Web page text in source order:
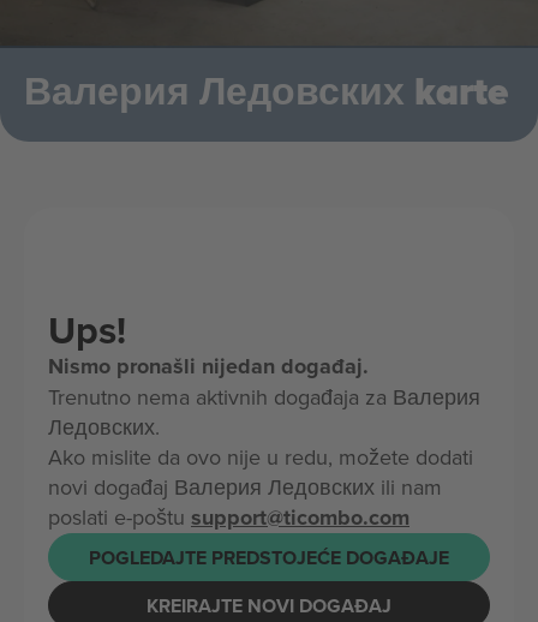
Валерия Ледовских karte
Ups!
Nismo pronašli nijedan događaj.
Trenutno nema aktivnih događaja za Валерия
Ледовских.
Ako mislite da ovo nije u redu, možete dodati
novi događaj Валерия Ледовских ili nam
poslati e-poštu support@ticombo.com
POGLEDAJTE PREDSTOJEĆE DOGAĐAJE
KREIRAJTE NOVI DOGAĐAJ